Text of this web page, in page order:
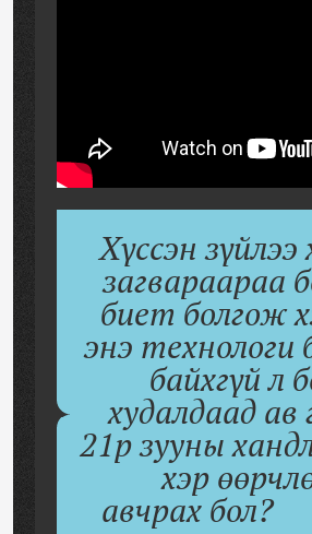
Хүссэн зүйлээ
загвараараа
биет болгож
энэ технологи
байхгүй л
худалдаад ав
21р зууны
хэр
авчрах